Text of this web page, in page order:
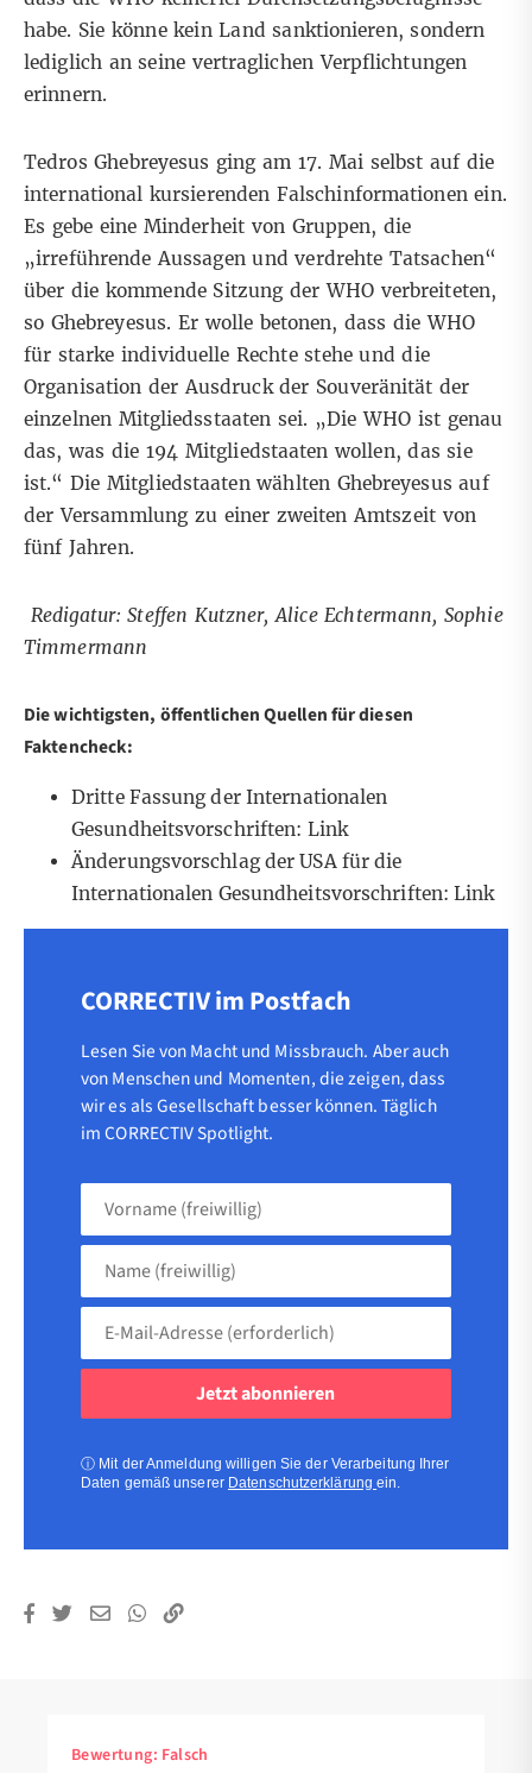
habe. Sie könne kein Land sanktionieren, sondern
lediglich an seine vertraglichen Verpflichtungen
erinnern.
Tedros Ghebreyesus ging am 17. Mai selbst auf die
international kursierenden Falschinformationen ein.
Es gebe eine Minderheit von Gruppen, die
„irreführende Aussagen und verdrehte Tatsachen“
über die kommende Sitzung der WHO verbreiteten,
so Ghebreyesus. Er wolle betonen, dass die WHO
für starke individuelle Rechte stehe und die
Organisation der Ausdruck der Souveränität der
einzelnen Mitgliedsstaaten sei. „Die WHO ist genau
das, was die 194 Mitgliedstaaten wollen, das sie
ist.“ Die Mitgliedstaaten wählten Ghebreyesusauf
der Versammlung zu einer zweiten Amtszeit von
fünf Jahren.
Redigatur: Steffen Kutzner, Alice Echtermann, Sophie
Timmermann
Die wichtigsten, öffentlichen Quellen für diesen
Faktencheck:
Dritte Fassung der Internationalen
Gesundheitsvorschriften: Link
Änderungsvorschlag der USA für die
Internationalen Gesundheitsvorschriften:Link
CORRECTIV im Postfach
Lesen Sie von Macht und Missbrauch. Aber auch
von Menschen und Momenten, die zeigen, dass
wir es als Gesellschaft besser können. Täglich
im CORRECTIV Spotlight.
Vorname
Name
(freiwillig)
Adresse
ⓘ Mit der Anmeldung willigen Sie der Verarbeitung Ihrer
Daten gemäß unserer Datenschutzerklärungein.
Bewertung: Falsch